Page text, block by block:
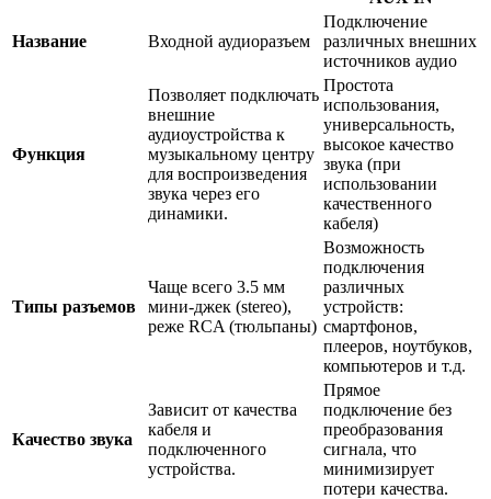
Название Входной аудиоразъем
Подключение
различных внешних
источников аудио
Функция
Позволяет подключать
внешние
аудиоустройства к
музыкальному центру
для воспроизведения
звука через его
динамики.
Простота
использования,
универсальность,
высокое качество
звука (при
использовании
качественного
кабеля)
Типы разъемов
Чаще всего 3.5 мм
мини-джек (stereo),
реже RCA (тюльпаны)
Возможность
подключения
различных
устройств:
смартфонов,
плееров, ноутбуков,
компьютеров и т.д.
Качество звука
Зависит от качества
кабеля и
подключенного
устройства.
Прямое
подключение без
преобразования
сигнала, что
минимизирует
потери качества.